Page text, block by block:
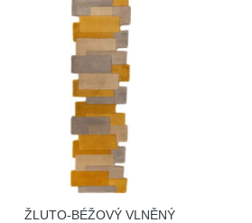
ŽLUTO-BÉŽOVÝ VLNĚNÝ